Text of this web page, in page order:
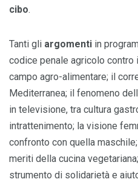
cibo.
Tanti gli argomenti in
codice penale agricolo contro
campo agro-alimentare; il
Mediterranea; il fenomeno
in televisione, tra cultura
intrattenimento; la visione
confronto con quella
meriti della cucina
strumento di solidarietà e